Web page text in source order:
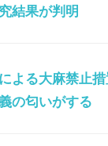
結果が判明
よる大麻禁止
の匂いがする